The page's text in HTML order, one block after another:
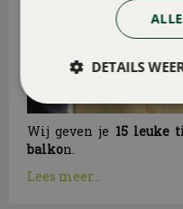
Wij geven je 15 leuke
balkon.
Lees meer...
DETAILS